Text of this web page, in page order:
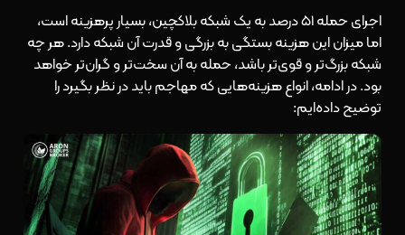
اجرای حمله ۵۱ درصد به یک شبکه بلاکچین، بسیار پرهزینه است،
اما میزان این هزینه بستگی به بزرگی و قدرت آن شبکه دارد. هر چه
شبکه بزرگ‌تر و قوی‌تر باشد، حمله به آن سخت‌تر و گران‌تر خواهد
بود. در ادامه، انواع هزینه‌هایی که مهاجم باید در نظر بگیرد را
توضیح داده‌ایم: